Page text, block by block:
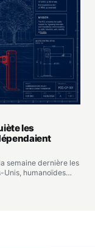
les
semaine dernière les
Unis, humanoïdes…